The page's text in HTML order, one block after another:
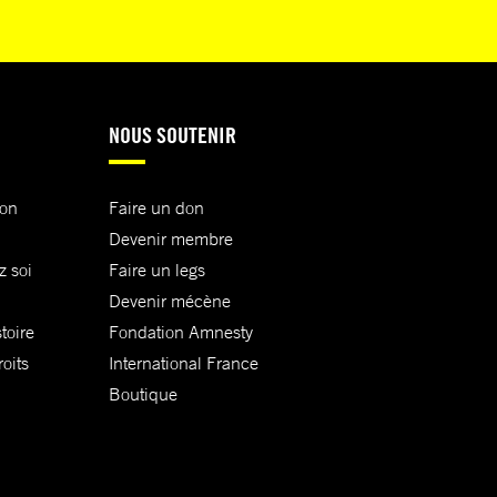
soi
NOUS SOUTENIR
Faire un don
Devenir membre
Faire un legs
Devenir mécène
Fondation Amnesty
International France
Boutique